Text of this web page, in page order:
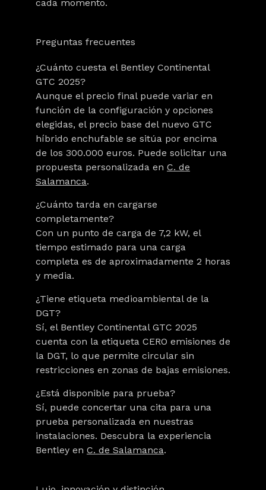
cada momento.
Preguntas frecuentes
¿Cuánto cuesta el Bentley Continental
GTC 2025?
Aunque el precio final puede variar en
función de la configuración y opciones
elegidas, el precio base del nuevo GTC
híbrido enchufable se sitúa por encima
de los 300.000 euros. Puede solicitar una
propuesta personalizada en C. de
Salamanca.
¿Cuánto tarda en cargarse
completamente?
Con un punto de carga de 7,2 kW, el
tiempo estimado para una carga
completa es de aproximadamente 2 horas
y media.
¿Tiene etiqueta medioambiental de la
DGT?
Sí, el Bentley Continental GTC 2025
cuenta con la etiqueta CERO emisiones de
la DGT, lo que permite circular sin
restricciones en zonas de bajas emisiones.
¿Está disponible para prueba?
Sí, puede concertar una cita para una
prueba personalizada en nuestras
instalaciones. Descubra la experiencia
Bentley en C. de Salamanca.